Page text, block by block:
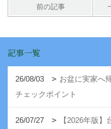
前の記事
記事一覧
26/08/03
お盆に実家へ
チェックポイント
26/07/27
【2026年版